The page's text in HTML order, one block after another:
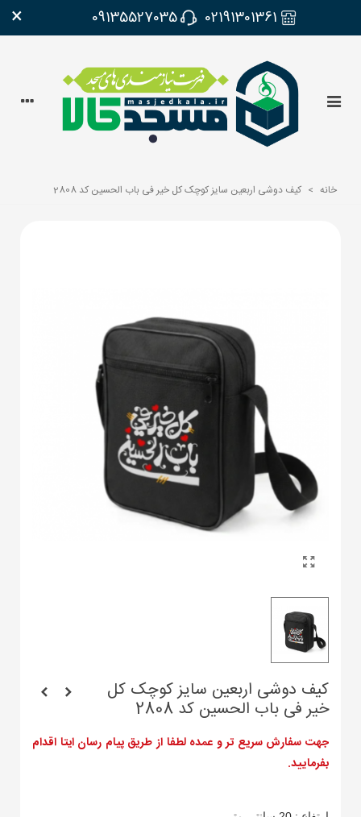
02191301361
09135527035
×
خانه > کیف دوشی اربعین سایز کوچک کل خیر فی باب الحسین کد 2808
کیف دوشی اربعین سایز کوچک کل
خیر فی باب الحسین کد 2808
جهت سفارش سریع تر و عمده لطفا از طریق پیام رسان ایتا اقدام
بفرمایید.